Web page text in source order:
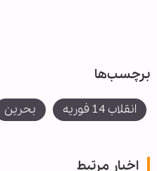
برچسب‌ها
انقلاب 14 فوریه بحرین
اخبار مرتبط